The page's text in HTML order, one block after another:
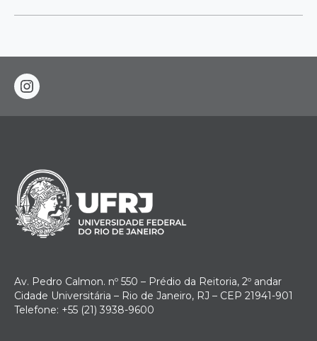
instagram
Av. Pedro Calmon. nº 550 – Prédio da Reitoria, 2º andar
Cidade Universitária – Rio de Janeiro, RJ – CEP 21941-901
Telefone: +55 (21) 3938-9600